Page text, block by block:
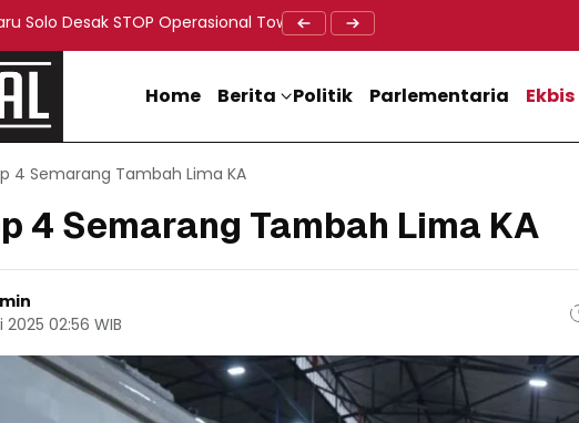
Solo Desak STOP Operasional Tower BTS, Diwa : Nyawa dan
Doa Lintas Agama Perkuat
Home Berita Politik Parlementaria Ekbis
4 Semarang Tambah Lima KA
4 Semarang Tambah Lima KA
02:56 WIB